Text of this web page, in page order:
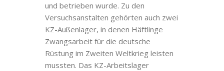
und betrieben wurde. Zu den
Versuchsanstalten gehörten auch zwei
KZ-Außenlager, in denen Häftlinge
Zwangsarbeit für die deutsche
Rüstung im Zweiten Weltkrieg leisten
mussten. Das KZ-Arbeitslager